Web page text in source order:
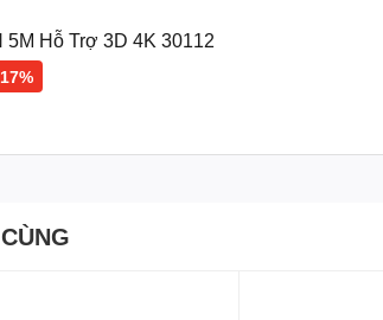
hãng Ugreen 30112 này có tốc độ truyền
chuẩn full HD 1080p
tranh với các hệ thống Digital Cinema
giúp người dùng tận dụng đầy đủ các thiết bị IP -
ảnh 3D chất lượng cao, mở đường cho việc
Hỗ Trợ 3D 4K 30112